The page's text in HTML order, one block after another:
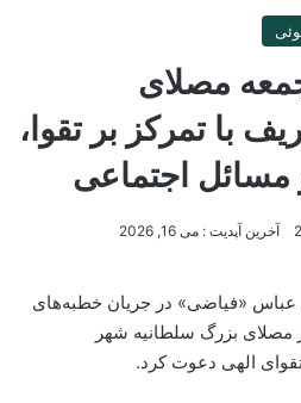
مصلای
با تمرکز بر تقوا،
اجتماعی
آخرین آپدیت : می 16, 2026
عباس «فیاضی» در جریان خطبه‌های
مصلای بزرگ سلطانیه شهر
الهی دعوت کرد.